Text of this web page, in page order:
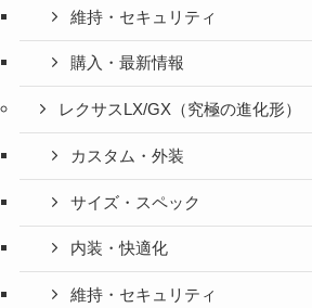
維持・セキュリティ
購入・最新情報
レクサスLX/GX（究極の進化形）
カスタム・外装
サイズ・スペック
内装・快適化
維持・セキュリティ